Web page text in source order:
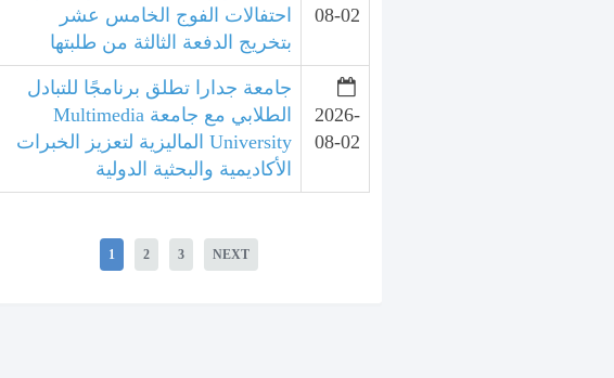
احتفالات الفوج الخامس عشر
بتخريج الدفعة الثالثة من طلبتها
08-02
جامعة جدارا تطلق برنامجًا للتبادل
الطلابي مع جامعة Multimedia
University الماليزية لتعزيز الخبرات
الأكاديمية والبحثية الدولية
2026-
08-02
1 2 3 NEXT